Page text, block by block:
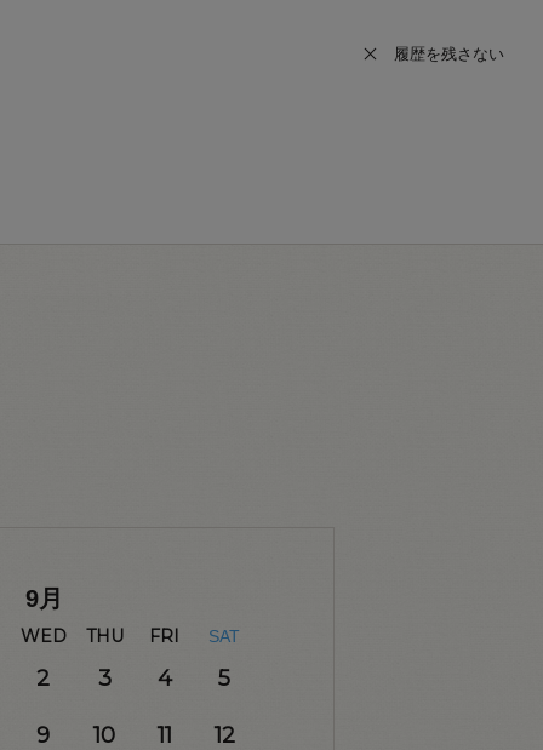
履歴を残さない
9月
WED THU FRI SAT
2 3 4 5
9 10 11 12